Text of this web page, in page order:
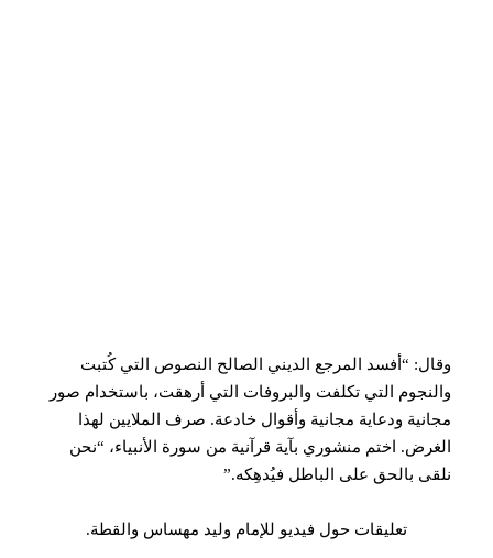
وقال: “أفسد المرجع الديني الصالح النصوص التي كُتبت
والنجوم التي تكلفت والبروفات التي أرهقت، باستخدام صور
مجانية ودعاية مجانية وأقوال خادعة. صرف الملايين لهذا
الغرض. اختم منشوري بآية قرآنية من سورة الأنبياء، “نحن
نلقى بالحق على الباطل فيُدهِكه.”
تعليقات حول فيديو للإمام وليد مهساس والقطة.